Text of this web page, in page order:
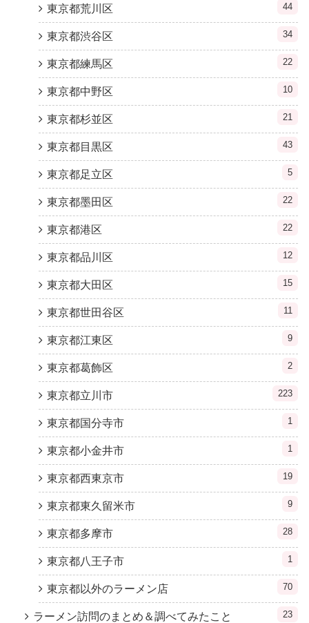
東京都荒川区 44
東京都渋谷区 34
東京都練馬区 22
東京都中野区 10
東京都杉並区 21
東京都目黒区 43
東京都足立区 5
東京都墨田区 22
東京都港区 22
東京都品川区 12
東京都大田区 15
東京都世田谷区 11
東京都江東区 9
東京都葛飾区 2
東京都立川市 223
東京都国分寺市 1
東京都小金井市 1
東京都西東京市 19
東京都東久留米市 9
東京都多摩市 28
東京都八王子市 1
東京都以外のラーメン店 70
ラーメン訪問のまとめ＆調べてみたこと 23